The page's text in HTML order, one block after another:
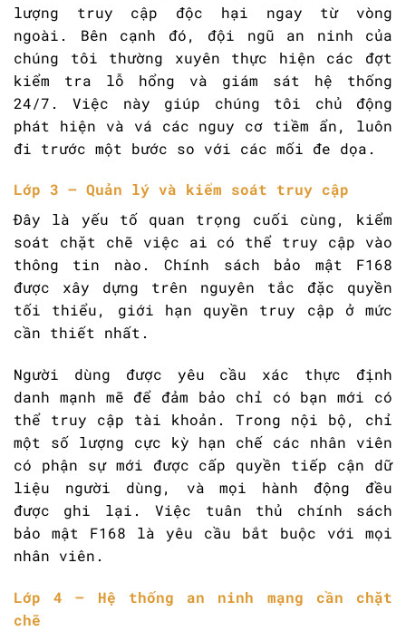
lượng truy cập độc hại ngay từ vòng
ngoài. Bên cạnh đó, đội ngũ an ninh của
chúng tôi thường xuyên thực hiện các đợt
kiểm tra lỗ hổng và giám sát hệ thống
24/7. Việc này giúp chúng tôi chủ động
phát hiện và vá các nguy cơ tiềm ẩn, luôn
đi trước một bước so với các mối đe dọa.
Lớp 3 – Quản lý và kiểm soát truy cập
Đây là yếu tố quan trọng cuối cùng, kiểm
soát chặt chẽ việc ai có thể truy cập vào
thông tin nào. Chính sách bảo mật F168
được xây dựng trên nguyên tắc đặc quyền
tối thiểu, giới hạn quyền truy cập ở mức
cần thiết nhất.
Người dùng được yêu cầu xác thực định
danh mạnh mẽ để đảm bảo chỉ có bạn mới có
thể truy cập tài khoản. Trong nội bộ, chỉ
một số lượng cực kỳ hạn chế các nhân viên
có phận sự mới được cấp quyền tiếp cận dữ
liệu người dùng, và mọi hành động đều
được ghi lại. Việc tuân thủ chính sách
bảo mật F168 là yêu cầu bắt buộc với mọi
nhân viên.
Lớp 4 – Hệ thống an ninh mạng cần chặt
chẽ